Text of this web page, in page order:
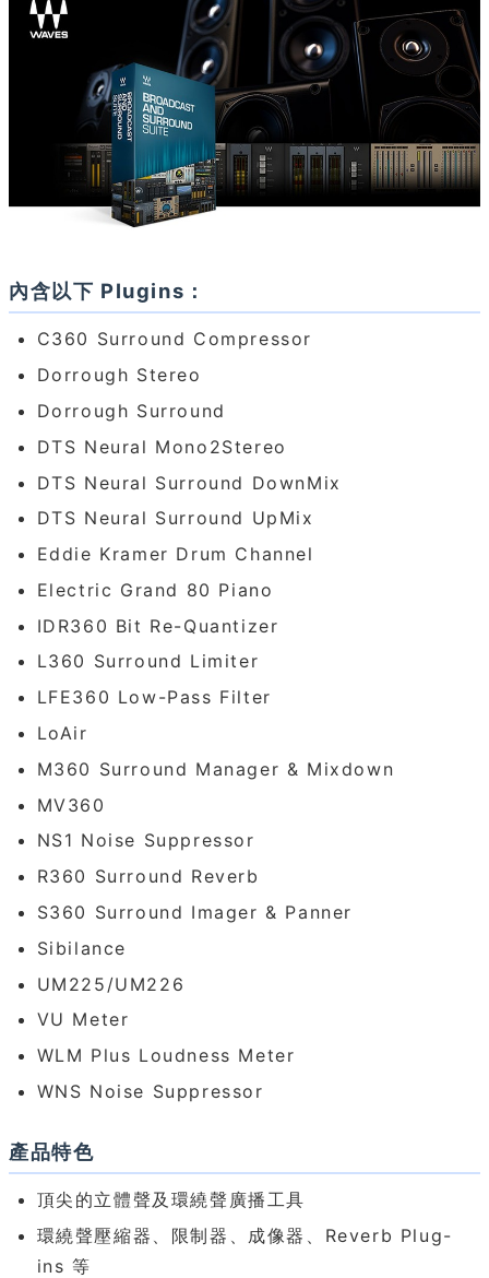
內含以下 Plugins：
C360 Surround Compressor
Dorrough Stereo
Dorrough Surround
DTS Neural Mono2Stereo
DTS Neural Surround DownMix
DTS Neural Surround UpMix
Eddie Kramer Drum Channel
Electric Grand 80 Piano
IDR360 Bit Re-Quantizer
L360 Surround Limiter
LFE360 Low-Pass Filter
LoAir
M360 Surround Manager & Mixdown
MV360
NS1 Noise Suppressor
R360 Surround Reverb
S360 Surround Imager & Panner
Sibilance
UM225/UM226
VU Meter
WLM Plus Loudness Meter
WNS Noise Suppressor
產品特色
頂尖的立體聲及環繞聲廣播工具
環繞聲壓縮器、限制器、成像器、Reverb Plug-
ins 等